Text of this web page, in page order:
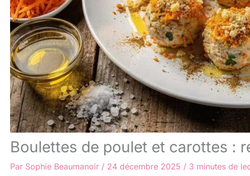
Boulettes de poulet et carottes :
Par Sophie Beaumanoir / 24 décembre 2025 / 3 minutes de